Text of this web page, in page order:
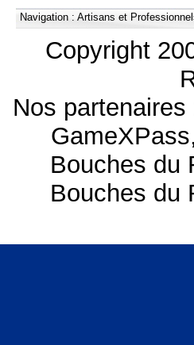
Navigation : Artisans et
Copyright
Nos partenaires
GameXPass,
Bouches du
Bouches du